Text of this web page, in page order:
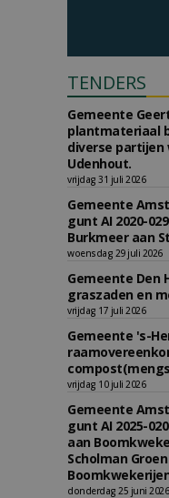
TENDERS
Gemeente
plantmateriaal
diverse partijen
Udenhout.
vrijdag 31 juli 2026
Gemeente
gunt AI 2020-
Burkmeer aan
woensdag 29 juli 2026
Gemeente Den
graszaden en
vrijdag 17 juli 2026
Gemeente 's-
vrijdag 10 juli 2026
Gemeente
gunt AI 2025-
aan
Scholman
donderdag 25 juni 2026